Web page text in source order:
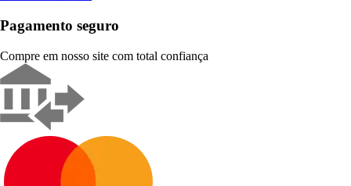
Pagamento seguro
Compre em nosso site com total confiança